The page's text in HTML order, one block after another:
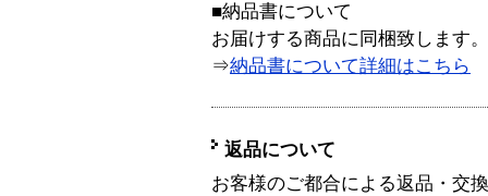
■納品書について
お届けする商品に同梱致します。
⇒納品書について詳細はこちら
返品について
お客様のご都合による返品・交